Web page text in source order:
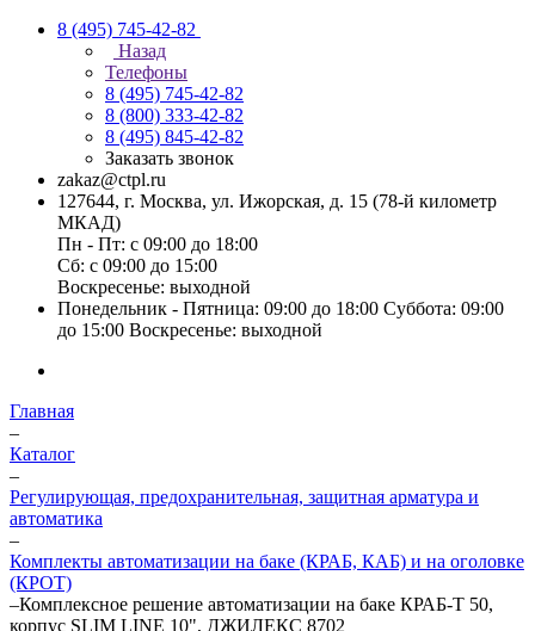
8 (495) 745-42-82
Назад
Телефоны
8 (495) 745-42-82
8 (800) 333-42-82
8 (495) 845-42-82
Заказать звонок
zakaz@ctpl.ru
127644, г. Москва, ул. Ижорская, д. 15 (78-й километр
МКАД)
Пн - Пт: с 09:00 до 18:00
Сб: с 09:00 до 15:00
Воскресенье: выходной
Понедельник - Пятница: 09:00 до 18:00 Суббота: 09:00
до 15:00 Воскресенье: выходной
Главная
–
Каталог
–
Регулирующая, предохранительная, защитная арматура и
автоматика
–
Комплекты автоматизации на баке (КРАБ, КАБ) и на оголовке
(КРОТ)
–Комплексное решение автоматизации на баке КРАБ-Т 50,
корпус SLIM LINE 10", ДЖИЛЕКС 8702